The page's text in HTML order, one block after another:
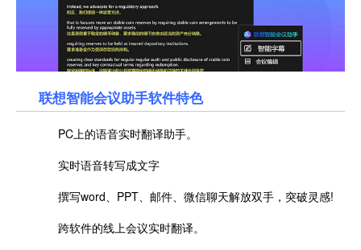
联想智能会议助手软件特色
PC上的语音实时翻译助手。
实时语音转写成文字
撰写word、PPT、邮件、微信聊天解放双手，突破灵感!
跨软件的线上会议实时翻译。